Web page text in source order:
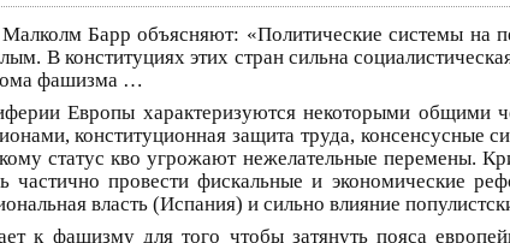
Барр объясняют: «Политические системы на
В конституциях этих стран сильна
фашизма …
Европы характеризуются некоторыми общими
конституционная защита труда, консенсусные
статус кво угрожают нежелательные перемены.
провести фискальные и экономические
власть (Испания) и сильно влияние
к фашизму для того чтобы затянуть пояса